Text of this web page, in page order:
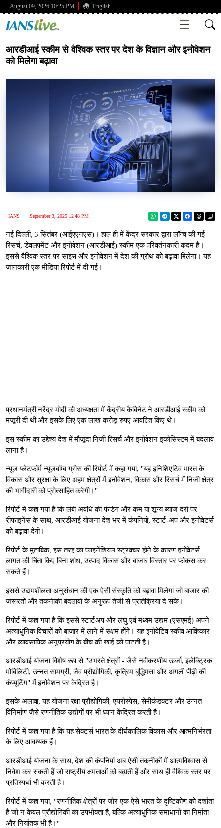
August 09, 2026 10:25 PM English
आरडीआई स्कीम से वैश्विक स्तर पर देश के विज्ञान और इनोवेशन
को मिलेगा बढ़ावा
IANS September 3, 2025 12:48 PM
नई दिल्ली, 3 सितंबर (आईएएनएस)। हाल ही में केंद्र सरकार द्वारा लॉन्च की गई
रिसर्च, डेवलपमेंट और इनोवेशन (आरडीआई) स्कीम एक परिवर्तनकारी कदम है।
इससे वैश्विक स्तर पर साइंस और इनोवेशन में देश की ग्रोथ को बढ़ावा मिलेगा। यह
जानकारी एक मीडिया रिपोर्ट में दी गई।
प्रधानमंत्री नरेंद्र मोदी की अध्यक्षता में केंद्रीय कैबिनेट ने आरडीआई स्कीम को
मंजूरी दी थी और इसके लिए एक लाख करोड़ रुपए आवंटित किए थे।
इस स्कीम का उद्देश्य देश में मौजूदा निजी रिसर्च और इनोवेशन इकोसिस्टम में बदलाव
लाना है।
न्यूज प्लेटफॉर्म न्यूजबॉम्ब ग्रीस की रिपोर्ट में कहा गया, "यह इनिशिएटिव भारत के
विकास और सुरक्षा के लिए अहम क्षेत्रों में इनोवेशन, विकास और रिसर्च में निजी क्षेत्र
की भागीदारी को प्रोत्साहित करेगी।"
रिपोर्ट में कहा गया है कि लंबी अवधि की फंडिंग और कम या शून्य ब्याज दरों पर
रीफाइनेंस के साथ, आरडीआई योजना देश भर में कंपनियों, स्टार्ट-अप और इनोवेटर्स
को बढ़ावा देगी।
रिपोर्ट के मुताबिक, इस तरह का फाइनेंशियल स्ट्रक्चर होने के कारण इनोवेटर्स
लागत की चिंता किए बिना शोध, उत्पाद विकास और बाजार विस्तार पर फोकस कर
सकते हैं।
इससे उद्यमशीलता अनुसंधान की एक ऐसी संस्कृति को बढ़ावा मिलेगा जो बाजार की
जरूरतों और तकनीकी बदलावों के अनुरूप तेजी से प्रतिक्रिया दे सके।
रिपोर्ट में कहा गया है कि इससे स्टार्टअप और लघु एवं मध्यम उद्यम (एसएमई) अपने
अत्याधुनिक विचारों को बाजार में लाने में सक्षम होंगे। यह इनोवेटिव स्कीव आविष्कार
और व्यावसायिक अनुप्रयोग के बीच की खाई को पाटती है।
आरडीआई योजना विशेष रूप से "उभरते क्षेत्रों - जैसे नवीकरणीय ऊर्जा, इलेक्ट्रिक
मोबिलिटी, उन्नत सामग्री, जैव प्रौद्योगिकी, कृत्रिम बुद्धिमत्ता और अगली पीढ़ी की
कंप्यूटिंग" में इनोवेशन पर केंद्रित है।
इसके अलावा, यह योजना रक्षा प्रौद्योगिकी, एयरोस्पेस, सेमीकंडक्टर और उन्नत
विनिर्माण जैसे रणनीतिक उद्योगों पर भी ध्यान केंद्रित करती है।
रिपोर्ट में कहा गया है कि यह सेक्टर्स भारत के दीर्घकालिक विकास और आत्मनिर्भरता
के लिए आवश्यक हैं।
आरडीआई योजना के साथ, देश की कंपनियां अब ऐसी तकनीकों में आत्मविश्वास से
निवेश कर सकती हैं जो राष्ट्रीय क्षमताओं को बढ़ाती हैं और साथ ही वैश्विक स्तर पर
प्रतिस्पर्धा भी करती है।
रिपोर्ट में कहा गया, "रणनीतिक क्षेत्रों पर जोर एक ऐसे भारत के दृष्टिकोण को दर्शाता
है जो न केवल प्रौद्योगिकी का उपभोक्ता है, बल्कि अत्याधुनिक समाधानों का निर्माता
और निर्यातक भी है।"